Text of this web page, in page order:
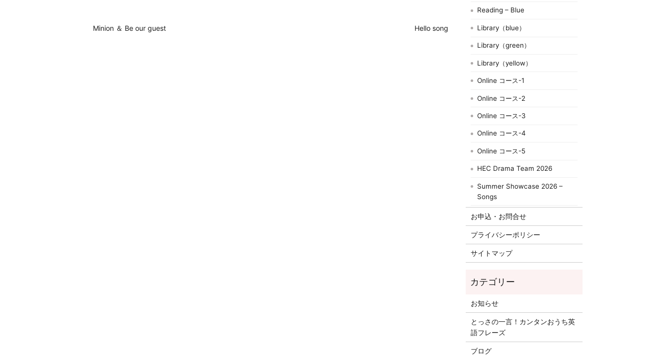
Minion ＆ Be our guest Hello song
Reading – Blue
Library（blue）
Library（green）
Library（yellow）
Online コース-1
Online コース-2
Online コース-3
Online コース-4
Online コース-5
HEC Drama Team 2026
Summer Showcase 2026 –
Songs
お申込・お問合せ
プライバシーポリシー
サイトマップ
お知らせ
とっさの一言！カンタンおうち英
語フレーズ
ブログ